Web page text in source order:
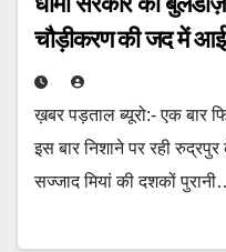
चौड़ीकरण की जद में आई
ख़बर पड़ताल ब्यूरो:- एक बार
इस बार निशाने पर रही
सज्जाद मियां की दशकों